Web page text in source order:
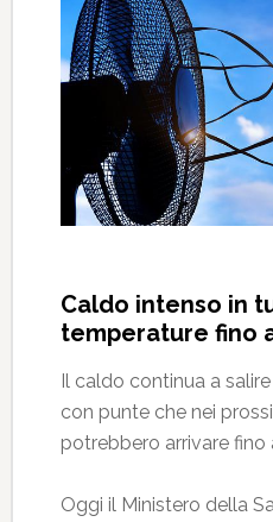
Caldo intenso in
temperature fino
Il caldo continua a salire
con punte che nei
potrebbero arrivare fino
Oggi il Ministero della